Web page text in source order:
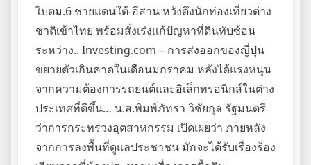
ใบตม.6 ชายแดนใต้-อีสาน หวังดึงนักท่องเที่ยวต่าง
ชาติเข้าไทย พร้อมสั่งเร่งแก้ปัญหาที่ดินทับซ้อน
ระหว่าง.. Investing.com – การส่งออกของญี่ปุ่น
ขยายตัวเกินคาดในเดือนมกราคม หลังได้แรงหนุน
จากความต้องการรถยนต์และอิเล็กทรอนิกส์ในต่าง
ประเทศที่ดีขึ้น… น.ส.พิมพ์ภัทรา วิชัยกุล รัฐมนตรี
ว่าการกระทรวงอุตสาหกรรม เปิดเผยว่า ภายหลัง
จากการลงพื้นที่ดูแลประชาชน มักจะได้รับเรื่องร้อง